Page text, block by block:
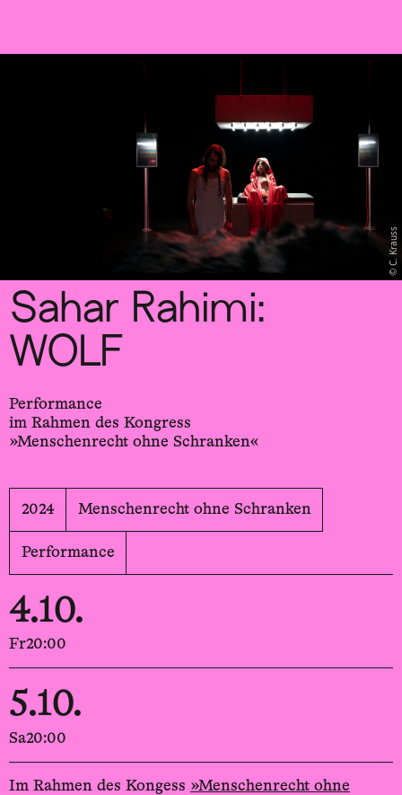
C. Krauss
Sahar Rahimi:
WOLF
Performance
im Rahmen des Kongress
»Menschenrecht ohne Schranken«
2024 Menschenrecht ohne Schranken
Performance
4.10.
Fr20:00
5.10.
Sa20:00
Im Rahmen des Kongess »Menschenrecht ohne